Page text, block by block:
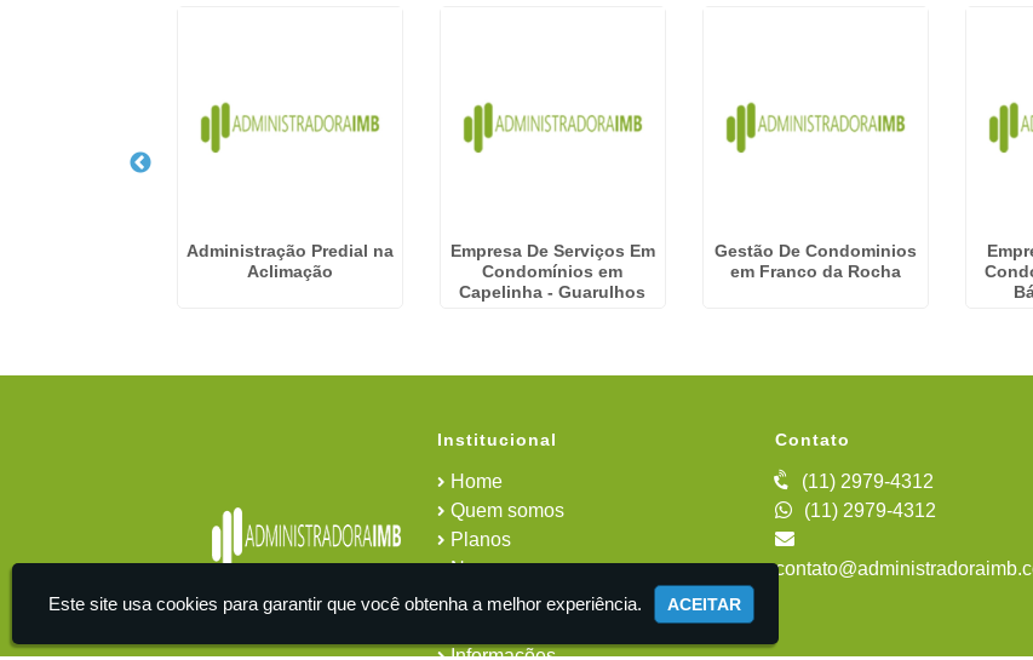
Administração Predial na
Aclimação
Empresa De Serviços Em
Condomínios em
Capelinha - Guarulhos
Gestão De Condominios
em Franco da Rocha
Institucional
Home
Quem somos
Planos
News
Área do cliente
Informações
Contato
(11) 2979-4312
(11) 2979-4312
Este site usa cookies para garantir que você obtenha a melhor experiência. ACEITAR